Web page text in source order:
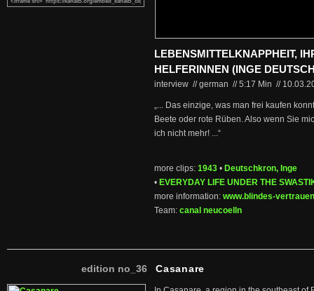
LEBENSMITTELKNAPPHEIT,
HELFERINNEN (INGE
interview // german //5:17 Min //
„... Das einzige, was man frei kaufen
Beete oder rote Rüben. Also wenn Sie
ich nicht mehr! ...“
more clips: 1943 • Deutschkron, Inge
• EVERYDAY LIFE UNDER THE
more information: www.blindes-
Team: canal neucoelln
edition no_36 Casanare